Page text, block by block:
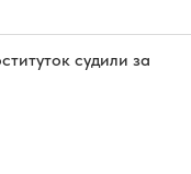
судили за